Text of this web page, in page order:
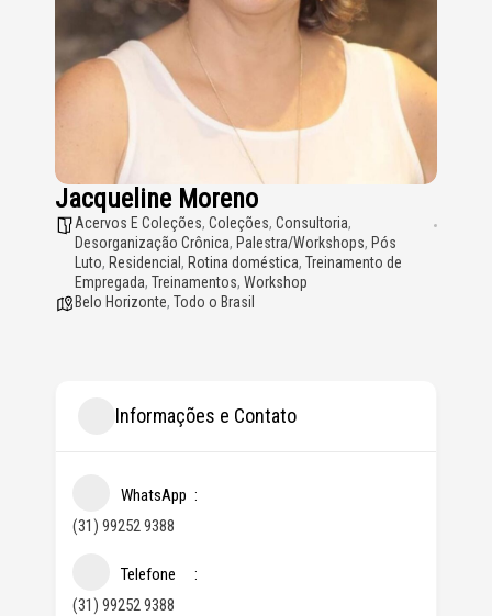
Jacqueline Moreno
Acervos E Coleções,Coleções,Consultoria,
Desorganização Crônica, Palestra/Workshops, Pós
Luto, Residencial , Rotina doméstica,Treinamento de
Empregada,Treinamentos,Workshop
Belo Horizonte,Todo o Brasil
Informações e Contato
WhatsApp
(31) 99252 9388
Telefone
(31) 99252 9388